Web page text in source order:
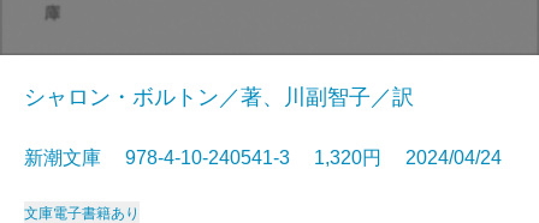
シャロン・ボルトン／著、川副智子／訳
新潮文庫 978-4-10-240541-3 1,320円 2024/04/24
文庫電子書籍あり